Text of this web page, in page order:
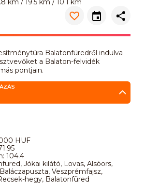
km / 19.5 km / 10.1 km
Balatonfüredről indulva
a Balaton-felvidék
pontjain.
HUF
104.4
Jókai kilátó, Lovas, Alsóörs,
Veszprémfajsz,
hegy, Balatonfüred